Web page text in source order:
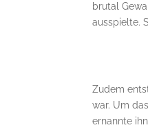
brutal
ausspielte.
Zudem
war. Um
ernannte